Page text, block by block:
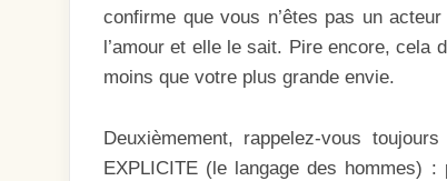
confirme que vous n’êtes pas un
l’amour et elle le sait. Pire encore, cela
moins que votre plus grande envie.
Deuxièmement, rappelez-vous
EXPLICITE (le langage des hommes)